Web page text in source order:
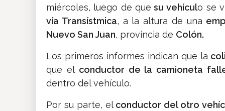
miércoles, luego de que su vehículo se
vía Transístmica, a la altura de una
Nuevo San Juan, provincia de Colón.
Los primeros informes indican que la
que el conductor de la camioneta
dentro del vehículo.
Por su parte, elconductor del otro